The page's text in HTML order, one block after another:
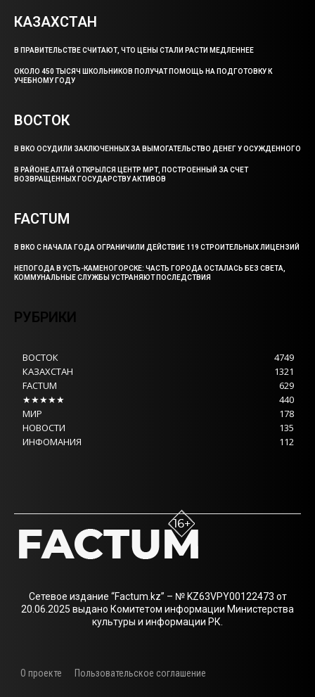
КАЗАХСТАН
В ПРАВИТЕЛЬСТВЕ СЧИТАЮТ, ЧТО ЦЕНЫ СТАЛИ РАСТИ МЕДЛЕННЕЕ
ОКОЛО 450 ТЫСЯЧ ШКОЛЬНИКОВ ПОЛУЧАТ ПОМОЩЬ НА ПОДГОТОВКУ К
УЧЕБНОМУ ГОДУ
ВОСТОК
В ВКО ОСУДИЛИ ЗАКЛЮЧЕННЫХ ЗА ВЫМОГАТЕЛЬСТВО ДЕНЕГ У ОСУЖДЕННОГО
В РАЙОНЕ АЛТАЙ ОТКРЫЛСЯ ЦЕНТР МРТ, ПОСТРОЕННЫЙ ЗА СЧЕТ
ВОЗВРАЩЕННЫХ ГОСУДАРСТВУ АКТИВОВ
FACTUM
В ВКО С НАЧАЛА ГОДА ОГРАНИЧИЛИ ДЕЙСТВИЕ 119 СТРОИТЕЛЬНЫХ ЛИЦЕНЗИЙ
НЕПОГОДА В УСТЬ-КАМЕНОГОРСКЕ: ЧАСТЬ ГОРОДА ОСТАЛАСЬ БЕЗ СВЕТА,
КОММУНАЛЬНЫЕ СЛУЖБЫ УСТРАНЯЮТ ПОСЛЕДСТВИЯ
РУБРИКИ
ВОСТОК
4749
КАЗАХСТАН
1321
FACTUM
629
★★★★★
440
МИР
178
НОВОСТИ
135
ИНФОМАНИЯ
112
Сетевое издание “Factum.kz” – № KZ63VPY00122473 от
20.06.2025 выдано Комитетом информации Министерства
культуры и информации РК.
О проекте Пользовательское соглашение